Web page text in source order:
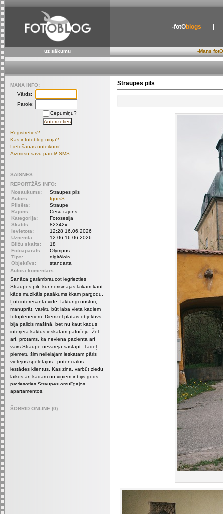
-fotOblogs
uz sākumu -Mans
Straupes pils
MANA INFO:
Vārds:
Parole:
Cepumiņu?
Reģistrēties?
Kas ir fotoblog.ninja?
Lietošanas noteikumi!
Aizmirsu savu paroli! SMS
SAĪSNES:
REPORTŽĀS INFO:
Nosaukums:
Straupes pils
Autors:
IgorsS
Pilsēta:
Straupe
Rajons:
Cēsu rajons
Kategorija:
Fotosesija
Skatīts:
82342x
Ievietota:
12:28 16.06.2026
Uzņemta:
12:06 16.06.2026
Bilžu skaits:
18
Fotoaparāts:
Olympus
Tips:
digitālais
Objektīvs:
standarta
Autora komentārs:
Sanāca garāmbraucot iegriezties
Straupes pilī, kur norisinājās laikam kaut
kāds muzikāls pasākums kkam pargodu.
Ļoti interesanta vide, faktūrīgi nostūri,
manuprāt, varētu būt laba vieta kadiem
fotoplenēriem. Diemzel platais objektīvs
bija palicis mašīnā, bet nu kaut kadus
interjēra kaktus ieskatam pafočēju. Žēl
arī, protams, ka neviena pacienta arī
vairs Straupē nevarēja sastapt. Tādēļ
piemetu šim nelielajam ieskatam pāris
vietējos spēlētājus - potenciālos
iestādes klientus. Kas zina, varbūt ziedu
laikos arī kādam no viņiem ir bijis gods
paviesoties Straupes omulīgajos
apartamentos.
ŠOBRĪD ONLINE (0):